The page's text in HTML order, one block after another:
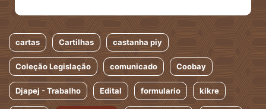
cartas Cartilhas castanha piy
Coleção Legislação comunicado Coobay
Djapej - Trabalho Edital formulario kikre